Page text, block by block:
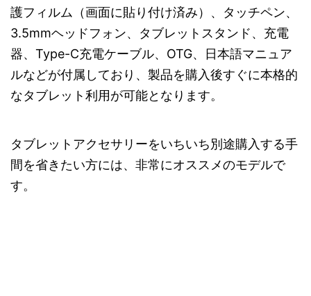
護フィルム（画面に貼り付け済み）、タッチペン、
3.5mmヘッドフォン、タブレットスタンド、充電
器、Type-C充電ケーブル、OTG、日本語マニュア
ルなどが付属しており、製品を購入後すぐに本格的
なタブレット利用が可能となります。
タブレットアクセサリーをいちいち別途購入する手
間を省きたい方には、非常にオススメのモデルで
す。